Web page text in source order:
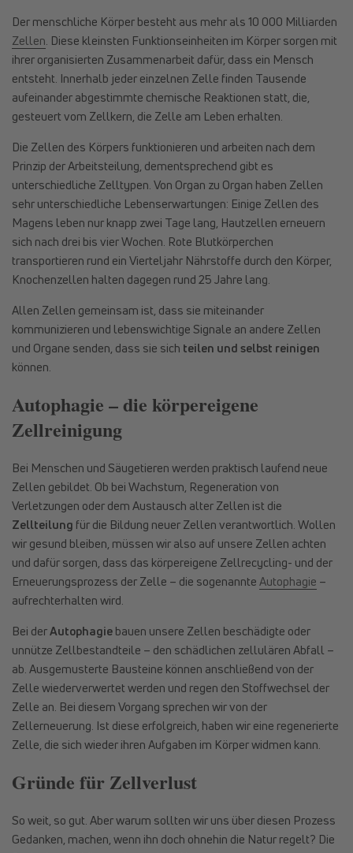
Der menschliche Körper besteht aus mehr als 10 000 Milliarden
Zellen. Diese kleinsten Funktionseinheiten im Körper sorgen mit
ihrer organisierten Zusammenarbeit dafür, dass ein Mensch
entsteht. Innerhalb jeder einzelnen Zelle finden Tausende
aufeinander abgestimmte chemische Reaktionen statt, die,
gesteuert vom Zellkern, die Zelle am Leben erhalten.
Die Zellen des Körpers funktionieren und arbeiten nach dem
Prinzip der Arbeitsteilung, dementsprechend gibt es
unterschiedliche Zelltypen. Von Organ zu Organ haben Zellen
sehr unterschiedliche Lebenserwartungen: Einige Zellen des
Magens leben nur knapp zwei Tage lang, Hautzellen erneuern
sich nach drei bis vier Wochen. Rote Blutkörperchen
transportieren rund ein Vierteljahr Nährstoffe durch den Körper,
Knochenzellen halten dagegen rund 25 Jahre lang.
Allen Zellen gemeinsam ist, dass sie miteinander
kommunizieren und lebenswichtige Signale an andere Zellen
und Organe senden, dass sie sich teilen und selbst reinigen
können.
Autophagie – die körpereigene
Zellreinigung
Bei Menschen und Säugetieren werden praktisch laufend neue
Zellen gebildet. Ob bei Wachstum, Regeneration von
Verletzungen oder dem Austausch alter Zellen ist die
Zellteilung für die Bildung neuer Zellen verantwortlich. Wollen
wir gesund bleiben, müssen wir also auf unsere Zellen achten
und dafür sorgen, dass das körpereigene Zellrecycling- und der
Erneuerungsprozess der Zelle – die sogenannte Autophagie –
aufrechterhalten wird.
Bei derAutophagie bauen unsere Zellen beschädigte oder
unnütze Zellbestandteile – den schädlichen zellulären Abfall –
ab. Ausgemusterte Bausteine können anschließend von der
Zelle wiederverwertet werden und regen den Stoffwechsel der
Zelle an. Bei diesem Vorgang sprechen wir von der
Zellerneuerung. Ist diese erfolgreich, haben wir eine regenerierte
Zelle, die sich wieder ihren Aufgaben im Körper widmen kann.
Gründe für Zellverlust
So weit, so gut. Aber warum sollten wir uns über diesen Prozess
Gedanken, machen, wenn ihn doch ohnehin die Natur regelt? Die